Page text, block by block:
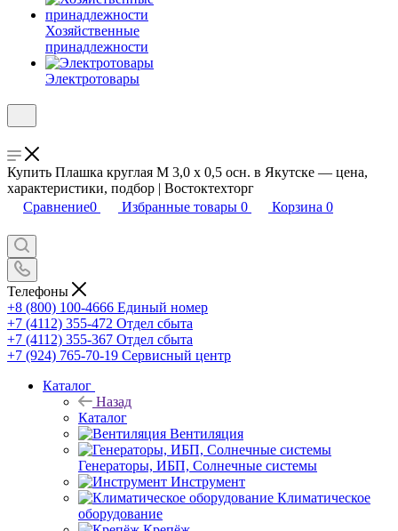
Хозяйственные
принадлежности
Электротовары
Купить Плашка круглая М 3,0 х 0,5 осн. в Якутске — цена,
характеристики, подбор | Востоктехторг
Сравнение0 Избранные товары 0 Корзина 0
Телефоны
+8 (800) 100-4666 Единый номер
+7 (4112) 355-472 Отдел сбыта
+7 (4112) 355-367 Отдел сбыта
+7 (924) 765-70-19 Сервисный центр
Каталог
Назад
Каталог
Вентиляция
Генераторы, ИБП, Солнечные системы
Инструмент
Климатическое
оборудование